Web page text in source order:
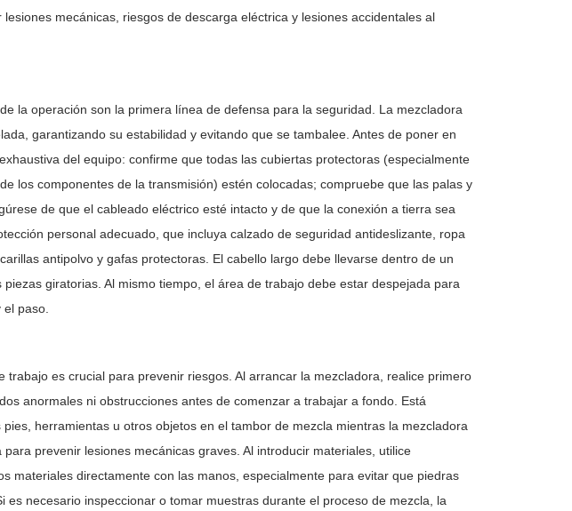
mecánicas, riesgos de descarga eléctrica y lesiones accidentales al
la operación son la primera línea de defensa para la seguridad. La mezcladora
garantizando su estabilidad y evitando que se tambalee. Antes de poner en
del equipo: confirme que todas las cubiertas protectoras (especialmente
los componentes de la transmisión) estén colocadas; compruebe que las palas y
de que el cableado eléctrico esté intacto y de que la conexión a tierra sea
personal adecuado, que incluya calzado de seguridad antideslizante, ropa
antipolvo y gafas protectoras. El cabello largo debe llevarse dentro de un
giratorias. Al mismo tiempo, el área de trabajo debe estar despejada para
paso.
trabajo es crucial para prevenir riesgos. Al arrancar la mezcladora, realice primero
anormales ni obstrucciones antes de comenzar a trabajar a fondo. Está
herramientas u otros objetos en el tambor de mezcla mientras la mezcladora
prevenir lesiones mecánicas graves. Al introducir materiales, utilice
materiales directamente con las manos, especialmente para evitar que piedras
es necesario inspeccionar o tomar muestras durante el proceso de mezcla, la